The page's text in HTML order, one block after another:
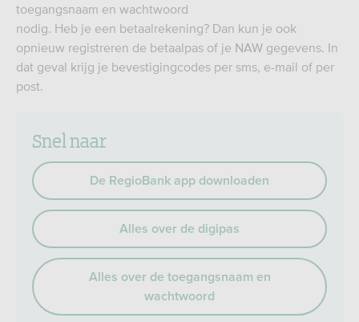
toegangsnaam en wachtwoord
nodig. Heb je een betaalrekening? Dan kun je ook
opnieuw registreren de betaalpas of je NAW gegevens. In
dat geval krijg je bevestigingcodes per sms, e-mail of per
post.
Snel naar
De RegioBank app downloaden
Alles over de digipas
Alles over de toegangsnaam en
wachtwoord